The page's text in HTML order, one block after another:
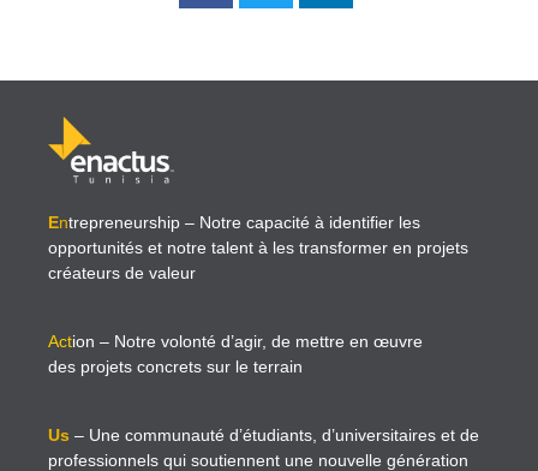
Entrepreneurship – Notre capacité à identifier les
opportunités et notre talent à les transformer en projets
créateurs de valeur
Action – Notre volonté d’agir, de mettre en œuvre
des projets concrets sur le terrain
Us – Une communauté d’étudiants, d’universitaires et de
professionnels qui soutiennent une nouvelle génération